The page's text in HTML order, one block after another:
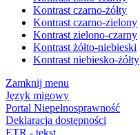
Kontrast czarno-żółty
Kontrast czarno-zielony
Kontrast zielono-czarny
Kontrast żółto-niebieski
Kontrast niebiesko-żółty
Zamknij menu
Język migowy
Portal Niepełnosprawność
Deklaracja dostępności
ETR - tekst